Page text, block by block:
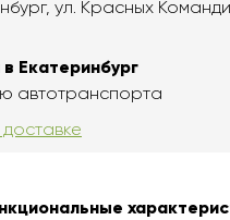
ул. Красных
Екатеринбург
автотранспорта